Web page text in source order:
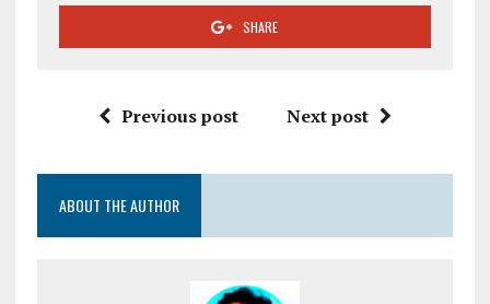
SHARE
Previous post Next post
ABOUT THE AUTHOR